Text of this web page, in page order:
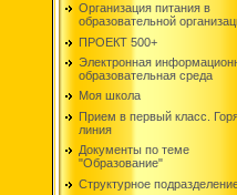
Организация питания в
образовательной
ПРОЕКТ 500+
Электронная
образовательная среда
Моя школа
Прием в первый класс.
линия
Документы по теме
"Образование"
Структурное